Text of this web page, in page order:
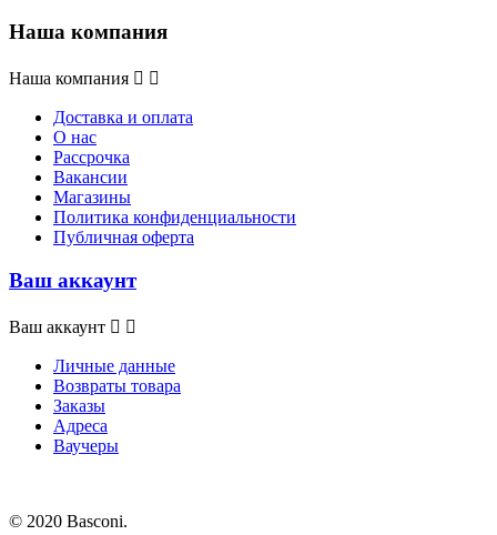
Наша компания
Наша компания  
Доставка и оплата
О нас
Рассрочка
Вакансии
Магазины
Политика конфиденциальности
Публичная оферта
Ваш аккаунт
Ваш аккаунт  
Личные данные
Возвраты товара
Заказы
Адреса
Ваучеры
© 2020 Basconi.